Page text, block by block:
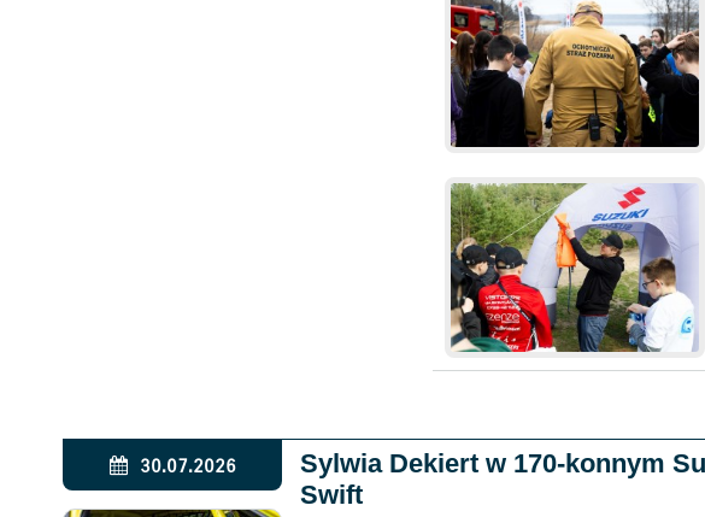
30.07.2026
Sylwia Dekiert w 170-konnym
Swift